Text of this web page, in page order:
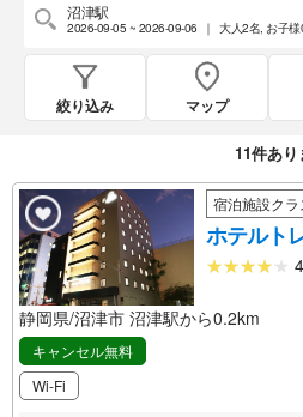
沼津駅
2026-09-05 ~ 2026-09-06 ｜ 大人2名, お子様
絞り込み マップ
11件あり
宿泊施設クラ
ホテルト
静岡県/沼津市 沼津駅から0.2km
キャンセル無料
Wi-Fi